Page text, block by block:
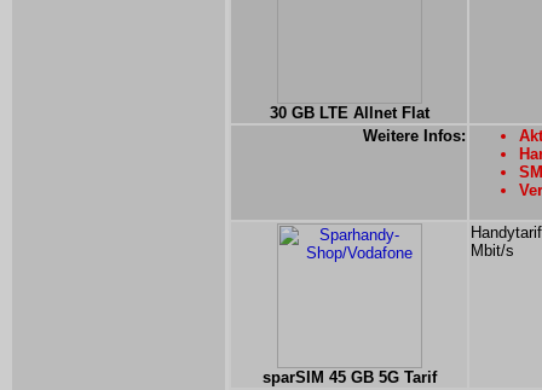
30 GB LTE Allnet Flat
Weitere Infos:
sparSIM 45 GB 5G Tarif
Mbit/s